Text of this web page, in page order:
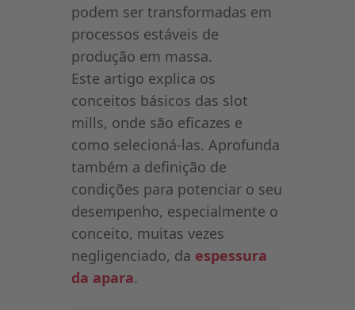
podem ser transformadas em
processos estáveis de
produção em massa.
Este artigo explica os
conceitos básicos das slot
mills, onde são eficazes e
como selecioná-las. Aprofunda
também a definição de
condições para potenciar o seu
desempenho, especialmente o
conceito, muitas vezes
negligenciado, da espessura
da apara.